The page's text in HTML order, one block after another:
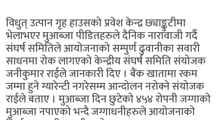
विधुत् उत्पान गृह हाउसको प्रवेश केन्द्र छ्याङ्कुटीमा
भेलाभएर मुआब्जा पीडितहरुले दैनिक नारावाजी गर्दै
संघर्ष समितिले आयोजनाको सम्पुर्ण ढुवानीका सवारी
साधनमा रोक लागएको केन्द्रीय संघर्ष समिति संयोजक
जनीकुमार राईले जानकारी दिए । बैंक खातामा रकम
जम्मा हुने ग्यारेन्टी नगरेसम्म आन्दोलन नरोक्ने संयोजक
राईले बताए । मुआब्जा दिन छुटेको ४५४ रोपनी जग्गाको
मुआब्जा नपाएको भन्दै जग्गाधनीहरुले आयोजनाको